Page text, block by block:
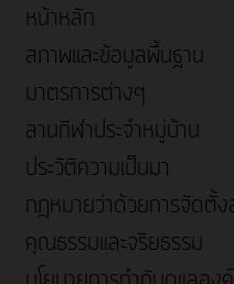
หน้าหลัก
สภาพและข้อมูลพื้นฐาน
มาตรการต่างๆ
ลานกีฬาประจำหมู่บ้าน
ประวัติความเป็นมา
กฎหมายว่าด้วยการจัดตั้
คุณธรรมและจริยธรรม